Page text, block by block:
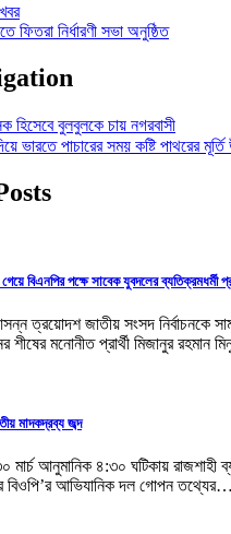
ফিতরা নির্ধারণী সভা অনুষ্ঠিত
হিসেবে বুলবুলকে চায় নগরবাসী
ভারতে পাচারের সময় কষ্টি পাথরের
বিএনপির পক্ষে সাবেক যুবদলের ব্যতিক্রমধর্মী
ত্রয়োদশ জাতীয় সংসদ নির্বাচনকে
মনোনীত প্রার্থী মিজানুর রহমান
মাদকদ্রব্য জব্দ
মার্চ আনুমানিক ৪:৩০ ঘটিকায় রাজশাহী
আভিযানিক দল গোপন তথ্যের…